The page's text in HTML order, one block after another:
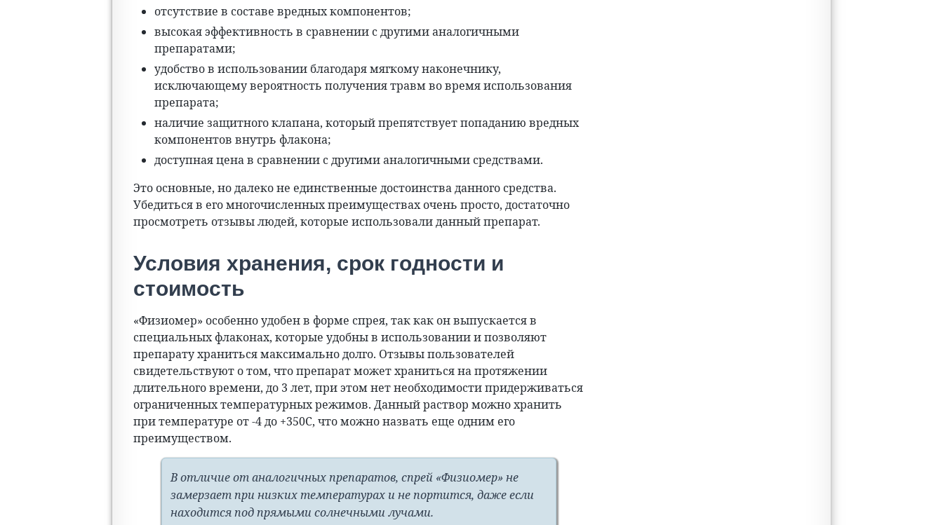
отсутствие в составе вредных компонентов;
высокая эффективность в сравнении с другими аналогичными
препаратами;
удобство в использовании благодаря мягкому наконечнику,
исключающему вероятность получения травм во время использования
препарата;
наличие защитного клапана, который препятствует попаданию вредных
компонентов внутрь флакона;
доступная цена в сравнении с другими аналогичными средствами.
Это основные, но далеко не единственные достоинства данного средства.
Убедиться в его многочисленных преимуществах очень просто, достаточно
просмотреть отзывы людей, которые использовали данный препарат.
Условия хранения, срок годности и
стоимость
«Физиомер» особенно удобен в форме спрея, так как он выпускается в
специальных флаконах, которые удобны в использовании и позволяют
препарату храниться максимально долго. Отзывы пользователей
свидетельствуют о том, что препарат может храниться на протяжении
длительного времени, до 3 лет, при этом нет необходимости придерживаться
ограниченных температурных режимов. Данный раствор можно хранить
при температуре от -4 до +350С, что можно назвать еще одним его
преимуществом.
В отличие от аналогичных препаратов, спрей «Физиомер» не
замерзает при низких температурах и не портится, даже если
находится под прямыми солнечными лучами.